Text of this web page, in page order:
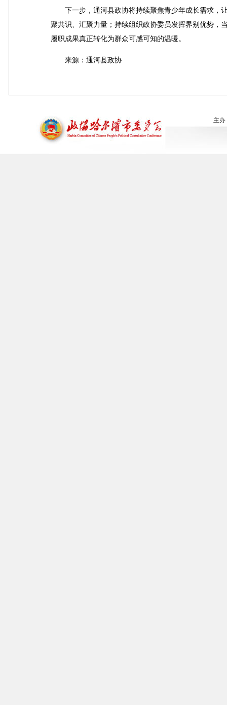
下一步，通河县政协将持续聚焦青少年成长需求，让
聚共识、汇聚力量；持续组织政协委员发挥界别优势，
履职成果真正转化为群众可感可知的温暖。
来源：通河县政协
主